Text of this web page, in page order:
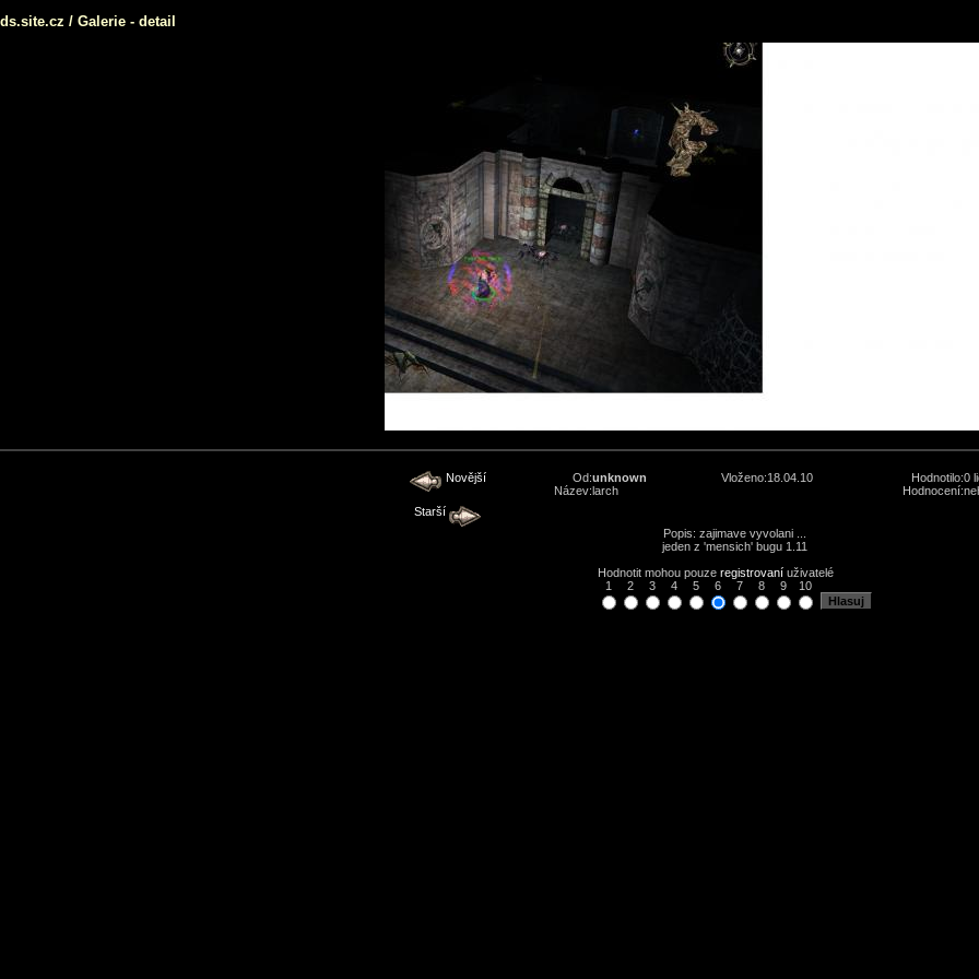
ds.site.cz / Galerie - detail
Novější
Starší
Od:unknown
Název:larch
Vloženo:18.04.10 Hodnotilo:0
Hodnocení:
Popis: zajimave vyvolani ...
jeden z 'mensich' bugu 1.11
Hodnotit mohou pouze registrovaníuživatelé
1
2 3 4 5 6 7 8 9 10